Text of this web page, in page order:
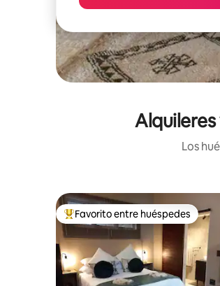
Alquileres
Los
Favorito entre huéspedes preferido
Favorito entre huéspedes